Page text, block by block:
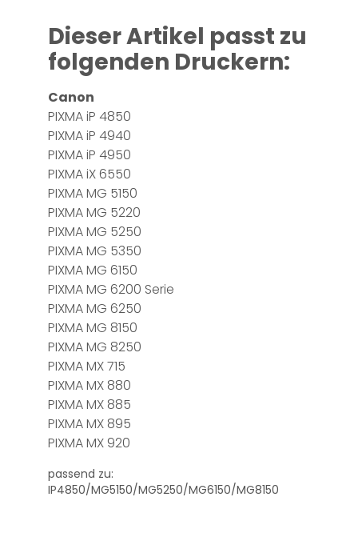
Dieser Artikel passt zu
folgenden Druckern:
Canon
PIXMA iP 4850
PIXMA iP 4940
PIXMA iP 4950
PIXMA iX 6550
PIXMA MG 5150
PIXMA MG 5220
PIXMA MG 5250
PIXMA MG 5350
PIXMA MG 6150
PIXMA MG 6200 Serie
PIXMA MG 6250
PIXMA MG 8150
PIXMA MG 8250
PIXMA MX 715
PIXMA MX 880
PIXMA MX 885
PIXMA MX 895
PIXMA MX 920
passend zu:
IP4850/MG5150/MG5250/MG6150/MG8150